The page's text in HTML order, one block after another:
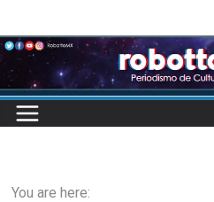
to
content
You are here: